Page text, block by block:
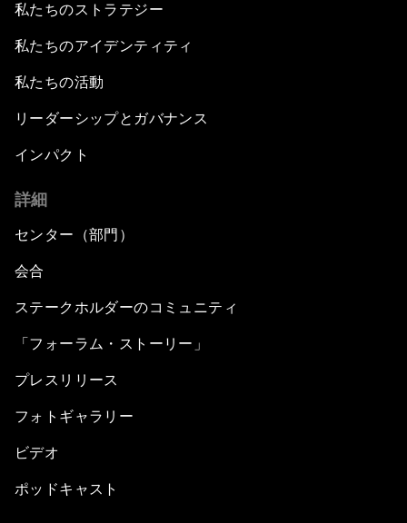
私たちのストラテジー
私たちのアイデンティティ
私たちの活動
リーダーシップとガバナンス
インパクト
詳細
センター（部門）
会合
ステークホルダーのコミュニティ
「フォーラム・ストーリー」
プレスリリース
フォトギャラリー
ビデオ
ポッドキャスト